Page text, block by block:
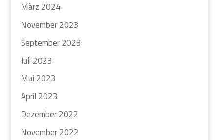
März 2024
November 2023
September 2023
Juli 2023
Mai 2023
April 2023
Dezember 2022
November 2022